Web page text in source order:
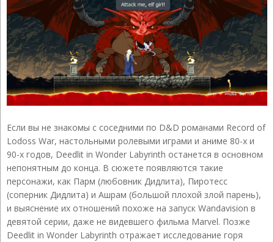
Если вы не знакомы с соседними по D&D романами Record of
Lodoss War, настольными ролевыми играми и аниме 80-х и
90-х годов, Deedlit in Wonder Labyrinth останется в основном
непонятным до конца. В сюжете появляются такие
персонажи, как Парм (любовник Дидлита), Пиротесс
(соперник Дидлита) и Ашрам (большой плохой злой парень),
и выяснение их отношений похоже на запуск Wandavision в
девятой серии, даже не видевшего фильма Marvel. Позже
Deedlit in Wonder Labyrinth отражает исследование горя